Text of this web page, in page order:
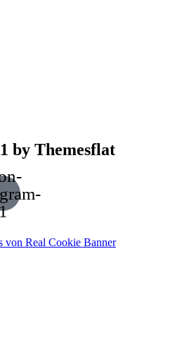
by Themesflat
von Real Cookie Banner